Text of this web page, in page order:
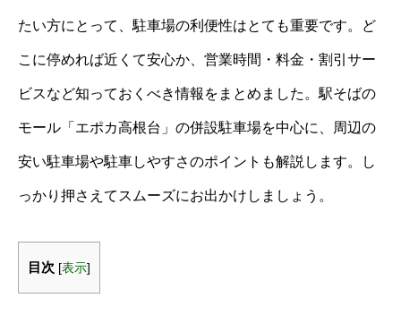
たい方にとって、駐車場の利便性はとても重要です。ど
こに停めれば近くて安心か、営業時間・料金・割引サー
ビスなど知っておくべき情報をまとめました。駅そばの
モール「エポカ高根台」の併設駐車場を中心に、周辺の
安い駐車場や駐車しやすさのポイントも解説します。し
っかり押さえてスムーズにお出かけしましょう。
目次 [表示]